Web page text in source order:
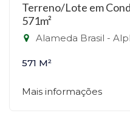
Terreno/Lote em
571m²
Alameda Brasil -
571 M²
Mais informações